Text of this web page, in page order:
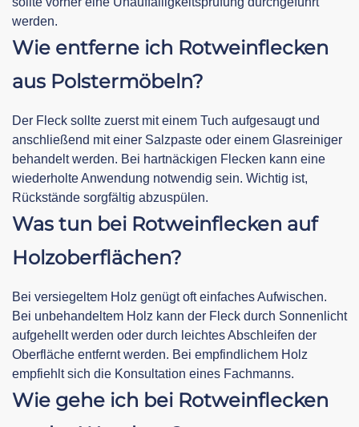
werden.
Wie entferne ich Rotweinflecken
aus Polstermöbeln?
Der Fleck sollte zuerst mit einem Tuch aufgesaugt und
anschließend mit einer Salzpaste oder einem Glasreiniger
behandelt werden. Bei hartnäckigen Flecken kann eine
wiederholte Anwendung notwendig sein. Wichtig ist,
Rückstände sorgfältig abzuspülen.
Was tun bei Rotweinflecken auf
Holzoberflächen?
Bei versiegeltem Holz genügt oft einfaches Aufwischen.
Bei unbehandeltem Holz kann der Fleck durch Sonnenlicht
aufgehellt werden oder durch leichtes Abschleifen der
Oberfläche entfernt werden. Bei empfindlichem Holz
empfiehlt sich die Konsultation eines Fachmanns.
Wie gehe ich bei Rotweinflecken